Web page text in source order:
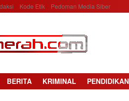
Kode Etik Pedoman Media Siber
BERITA KRIMINAL PENDIDIKAN